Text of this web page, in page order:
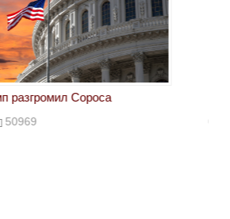
разгромил Сороса
50969